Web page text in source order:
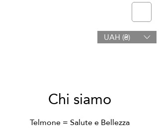
UAH (₴)
Chi siamo
Telmone = Salute e Bellezza